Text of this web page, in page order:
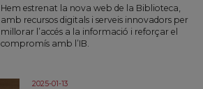
Hem estrenat la nova web de la Biblioteca,
amb recursos digitals i serveis innovadors per
millorar l’accés a la informació i reforçar el
compromís amb l’IB.
2025-01-13